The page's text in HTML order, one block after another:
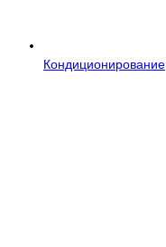
Кондиционирование